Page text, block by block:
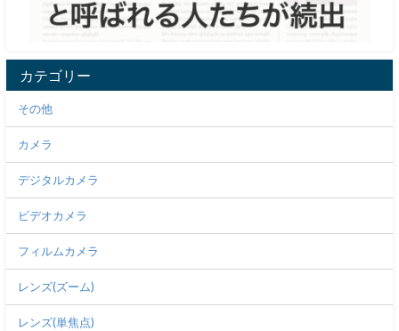
カテゴリー
その他
カメラ
デジタルカメラ
ビデオカメラ
フィルムカメラ
レンズ(ズーム)
レンズ(単焦点)